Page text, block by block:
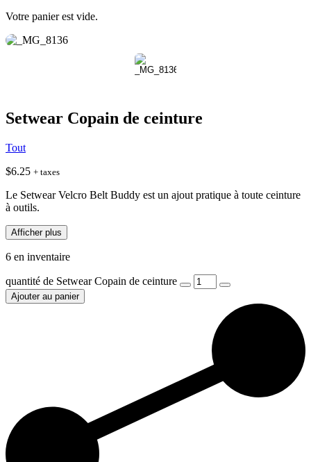
Votre panier est vide.
Setwear Copain de ceinture
Tout
$6.25 + taxes
Le Setwear Velcro Belt Buddy est un ajout pratique à toute ceinture
à outils.
Afficher plus
6 en inventaire
quantité de Setwear Copain de ceinture
Ajouter au panier